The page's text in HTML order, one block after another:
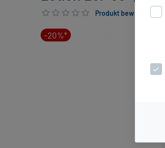
Produkt bewerten &
-20%*